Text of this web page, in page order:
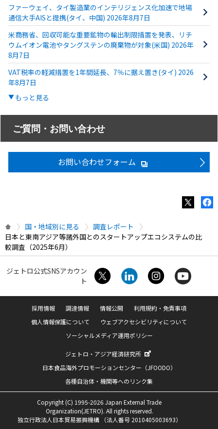
ファーウェイ、タイ製造業のインテリジェンス化加速で地場
通信大手AISと提携(タイ、中国) 2026年8月7日
米商務省、回収可能な重要鉱物の輸出制限措置を発表、リチ
ウムイオン電池やタングステンの廃棄物が対象(米国) 2026年
8月7日
VAT税率の軽減措置を1年間延長、7％に据え置き(タイ) 2026
年8月7日
もっと見る
ご質問・お問い合わせ
お問い合わせフォーム
国・地域別に見る
調査レポート
日本と東南アジア等諸外国とのスタートアップエコシステムの比
較調査（2025年6月）
ジェトロ公式SNSアカウン
ト
採用情報 調達情報 情報公開
利用規約・免責事項
個人情報保護について
ウェブアクセシビリティについて
ソーシャルメディア運用ポリシー
ジェトロ・アジア経済研究所
日本食品海外プロモーションセンター（JFOODO）
各種自治体・機関等へのリンク集
Copyright (C) 1995-2026 Japan External Trade
Organization(JETRO). All rights reserved.
独立行政法人日本貿易振興機構 （法人番号 2010405003693）